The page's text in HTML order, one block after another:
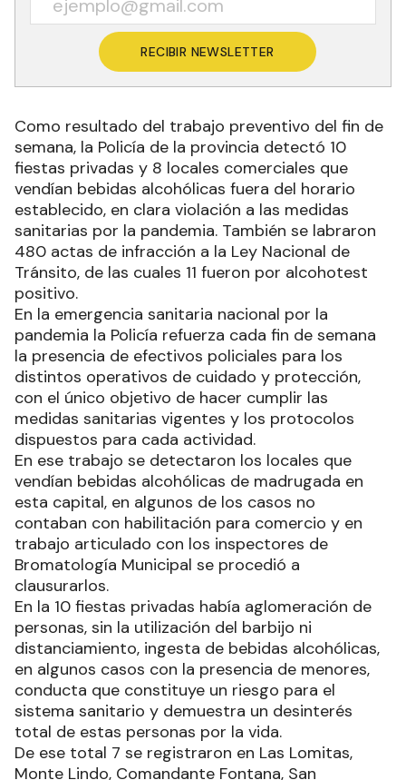
RECIBIR NEWSLETTER
Como resultado del trabajo preventivo del fin de
semana, la Policía de la provincia detectó 10
fiestas privadas y 8 locales comerciales que
vendían bebidas alcohólicas fuera del horario
establecido, en clara violación a las medidas
sanitarias por la pandemia. También se labraron
480 actas de infracción a la Ley Nacional de
Tránsito, de las cuales 11 fueron por alcohotest
positivo.
En la emergencia sanitaria nacional por la
pandemia la Policía refuerza cada fin de semana
la presencia de efectivos policiales para los
distintos operativos de cuidado y protección,
con el único objetivo de hacer cumplir las
medidas sanitarias vigentes y los protocolos
dispuestos para cada actividad.
En ese trabajo se detectaron los locales que
vendían bebidas alcohólicas de madrugada en
esta capital, en algunos de los casos no
contaban con habilitación para comercio y en
trabajo articulado con los inspectores de
Bromatología Municipal se procedió a
clausurarlos.
En la 10 fiestas privadas había aglomeración de
personas, sin la utilización del barbijo ni
distanciamiento, ingesta de bebidas alcohólicas,
en algunos casos con la presencia de menores,
conducta que constituye un riesgo para el
sistema sanitario y demuestra un desinterés
total de estas personas por la vida.
De ese total 7 se registraron en Las Lomitas,
Monte Lindo, Comandante Fontana, San